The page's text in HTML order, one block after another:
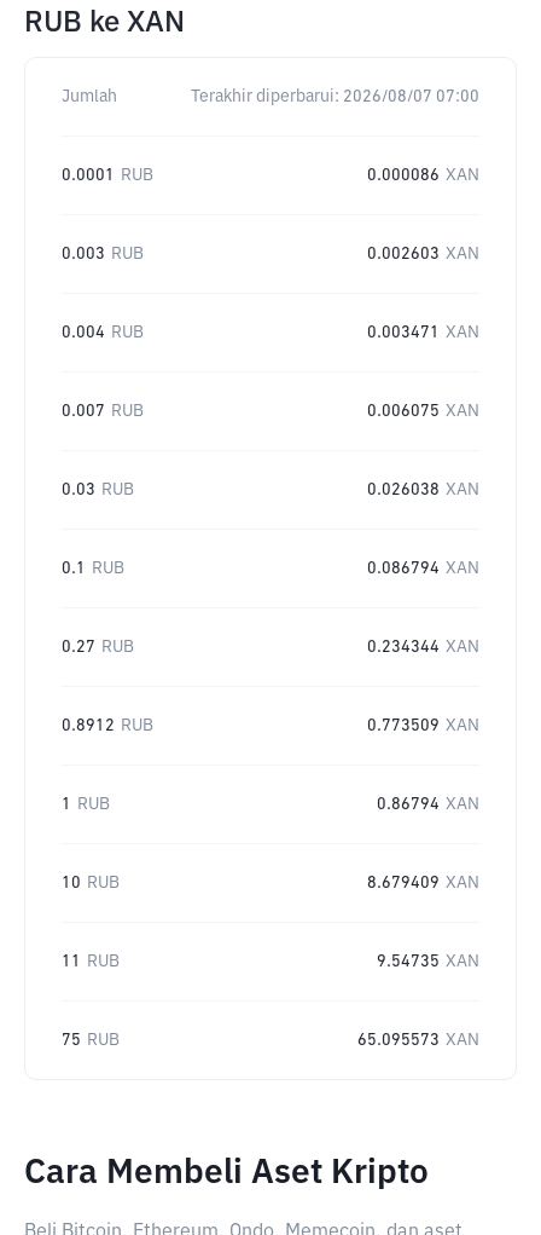
RUB ke XAN
Jumlah Terakhir diperbarui: 2026/08/07 07:00
0.0001 RUB 0.000086 XAN
0.003 RUB 0.002603 XAN
0.004 RUB 0.003471 XAN
0.007 RUB 0.006075 XAN
0.03 RUB 0.026038 XAN
0.1 RUB 0.086794 XAN
0.27 RUB 0.234344 XAN
0.8912 RUB 0.773509 XAN
1 RUB 0.86794 XAN
10 RUB 8.679409 XAN
11 RUB 9.54735 XAN
75 RUB 65.095573 XAN
Cara Membeli Aset Kripto